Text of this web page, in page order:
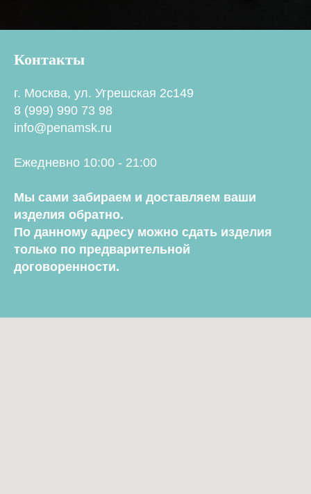
Контакты
г. Москва, ул. Угрешская 2с149
8 (999) 990 73 98
info@penamsk.ru
Ежедневно 10:00 - 21:00
Мы сами забираем и доставляем ваши
изделия обратно.
По данному адресу можно сдать изделия
только по предварительной
договоренности.